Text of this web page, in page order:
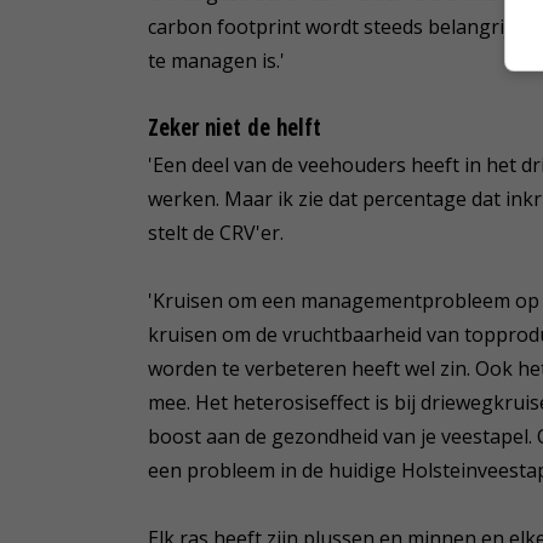
carbon footprint wordt steeds belangrijker,
te managen is.'
Zeker niet de helft
'Een deel van de veehouders heeft in het
werken. Maar ik zie dat percentage dat
stelt de CRV'er.
'Kruisen om een managementprobleem
kruisen om de vruchtbaarheid van
worden te verbeteren heeft wel zin. Ook
mee. Het heterosiseffect is bij
boost aan de gezondheid van je
een probleem in de huidige